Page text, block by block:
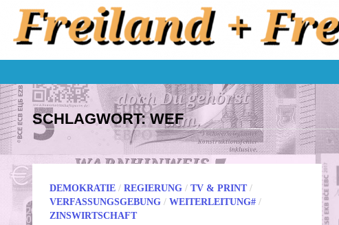
SCHLAGWORT:WEF
DEMOKRATIE / REGIERUNG / TV & PRINT/
VERFASSUNGSGEBUNG / WEITERLEITUNG# /
ZINSWIRTSCHAFT